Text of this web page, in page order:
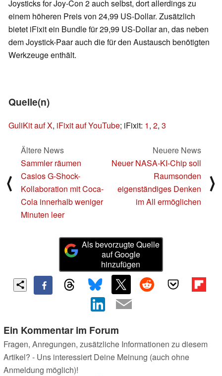
Joysticks for Joy-Con 2 auch selbst, dort allerdings zu
einem höheren Preis von 24,99 US-Dollar. Zusätzlich
bietet iFixit ein Bundle für 29,99 US-Dollar an, das neben
dem Joystick-Paar auch die für den Austausch benötigten
Werkzeuge enthält.
Quelle(n)
GuliKit auf X, iFixit auf YouTube; iFixit: 1, 2, 3
⟨
Ältere News
Sammler räumen
Casios G-Shock-
Kollaboration mit Coca-
Cola innerhalb weniger
Minuten leer
Neuere News
Neuer NASA-KI-Chip soll
Raumsonden
eigenständiges Denken
im All ermöglichen
⟩
Als bevorzugte Quelle
auf Google
hinzufügen
Ein Kommentar im Forum
Fragen, Anregungen, zusätzliche Informationen zu diesem
Artikel? - Uns interessiert Deine Meinung (auch ohne
Anmeldung möglich)!